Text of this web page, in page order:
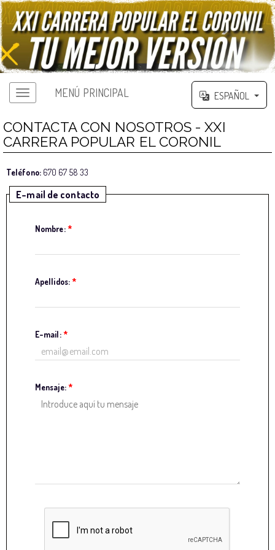
MENÚ PRINCIPAL ESPAÑOL
CONTACTA CON NOSOTROS - XXI
CARRERA POPULAR EL CORONIL
Teléfono:670 67 58 33
E-mail de contacto
Nombre:*
Apellidos:*
E-mail:*
Mensaje:*